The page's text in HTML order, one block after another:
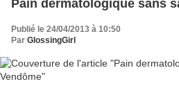
Pain dermatologique sans
Publié le 24/04/2013 à 10:50
Par GlossingGirl